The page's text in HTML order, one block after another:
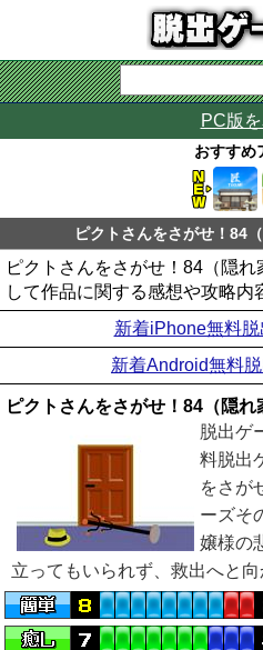
PC版
おすすめ
ピクトさんをさがせ！84
ピクトさんをさがせ！84（隠
して作品に関する感想や攻略内
新着iPhone無料脱
新着Android無料
ピクトさんをさがせ！84（隠れ
脱出ゲ
料脱出
をさが
ーズそ
嬢様の
立ってもいられず、救出へと